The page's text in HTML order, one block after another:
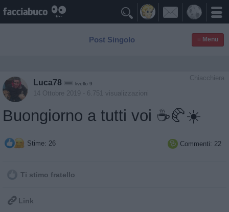

Post Singolo ≡ Menu
Chiacchiera
Luca78 livello 9
14 Ottobre 2019 - 6.751 visualizzazioni
Buongiorno a tutti voi ☕️🥐☀️
Stime: 26  Commenti: 22
Ti stimo fratello
 Link